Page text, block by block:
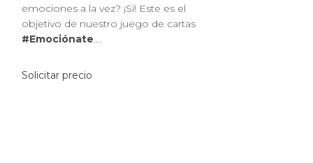
emociones a la vez? ¡Sí! Este es el
objetivo de nuestro juego de cartas
#Emociónate....
Solicitar precio